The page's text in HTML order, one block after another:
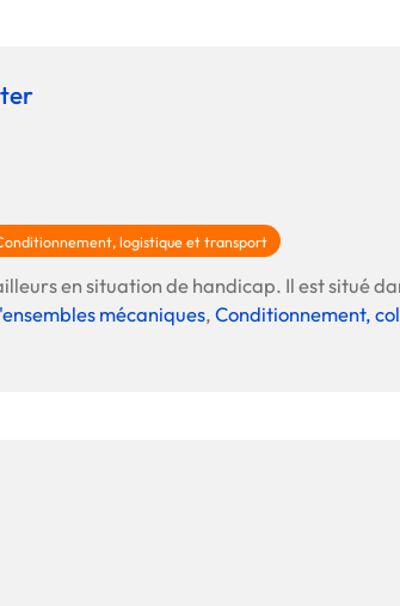
logistique et transport
en situation de handicap. Il est situé
mécaniques,Conditionnement,